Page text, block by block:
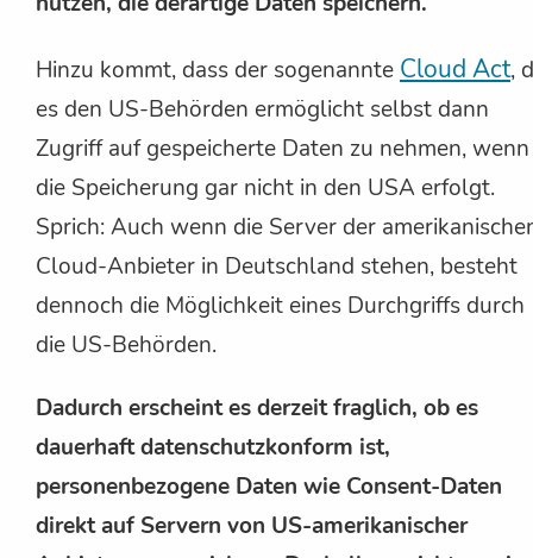
Hinzu kommt, dass der sogenannte Cloud Act,
es den US-Behörden ermöglicht selbst dann
Zugriff auf gespeicherte Daten zu nehmen, wenn
die Speicherung gar nicht in den USA erfolgt.
Sprich: Auch wenn die Server der
Cloud-Anbieter in Deutschland stehen, besteht
dennoch die Möglichkeit eines Durchgriffs durch
die US-Behörden.
Dadurch erscheint es derzeit fraglich, ob es
dauerhaft datenschutzkonform ist,
personenbezogene Daten wie Consent-Daten
direkt auf Servern von US-amerikanischer